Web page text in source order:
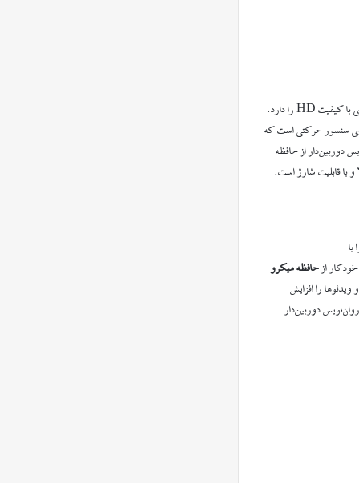
خودکار دوربین دار یک روان‌نویس بسیار شیک و زیبا است که با مجهز شدن به دوربین مخفی، قابلیت عکس‌برداری و فیلم‌برداری با کیفیت HD را دارد.
سنسور حرکتی است که
دوربین‌دار از حافظه
با
حافظه میکرو
را افزایش
دوربین‌دار